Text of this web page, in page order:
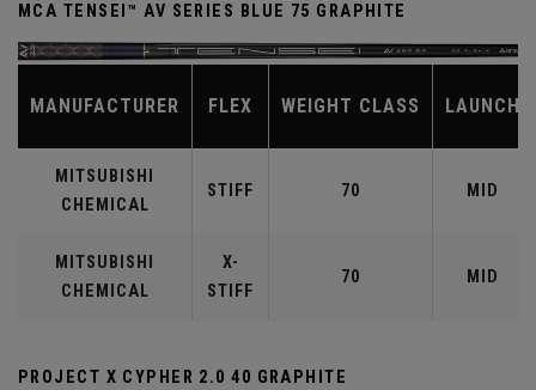
MCA TENSEI™ AV SERIES BLUE 75 GRAPHITE
MANUFACTURER FLEX WEIGHT CLASS LAUNCH
MITSUBISHI
CHEMICAL
STIFF 70 MID
MITSUBISHI
CHEMICAL
X-
STIFF
70 MID
PROJECT X CYPHER 2.0 40 GRAPHITE